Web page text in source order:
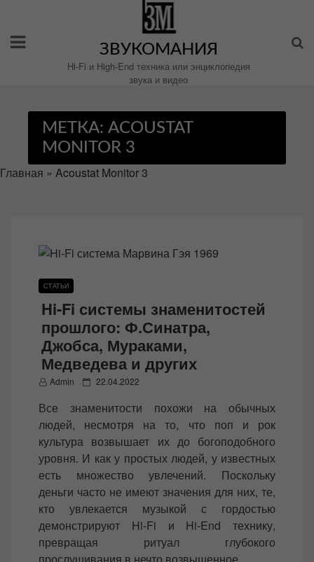
содержимому
ЗВУКОМАНИЯ
Hi-Fi и High-End техника или энциклопедия
звука и видео
МЕТКА: ACOUSTAT
MONITOR 3
Главная » Acoustat Monitor 3
СТАТЬИ
Hi-Fi системы знаменитостей
прошлого: Ф.Синатра,
Джобса, Мураками,
Медведева и других
Admin
P
s
t
e
o
n
22.04.2022
Все знаменитости похожи на обычных
людей, несмотря на то, что поп и рок
культура возвышает их до богоподобного
уровня. И как у простых людей, у известных
есть множество увлечений. Поскольку
деньги часто не имеют значения для них, те,
кто увлекается музыкой с гордостью
демонстрируют Hi-Fi и Hi-End технику,
превращая ритуал глубокого
прослушивания в нечто возвышенное.